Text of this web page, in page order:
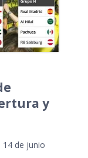
y
14 de junio